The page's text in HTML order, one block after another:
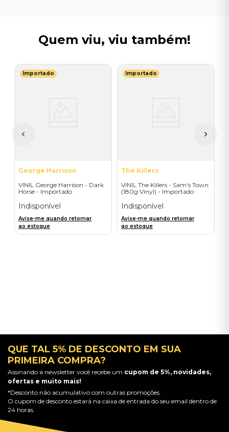
Quem viu, viu também!
Importado
George Harrison
VINIL George Harrison - Dark
Horse - Importado
Indisponível
Avise-me quando retornar
ao estoque
Importado
The Killers
VINIL The Killers - Sam's Town
(180g Vinyl) - Importado
Indisponível
Avise-me quando retornar
ao estoque
QUE TAL 5% DE DESCONTO EM SUA
PRIMEIRA COMPRA?
Assinando a newsletter você recebe um cupom de 5%, novidades,
ofertas e muito mais!
*Desconto não acumulativo com outras promoções.
O cupom de desconto estará na caixa de entrada do seu email dentro de
24 horas.